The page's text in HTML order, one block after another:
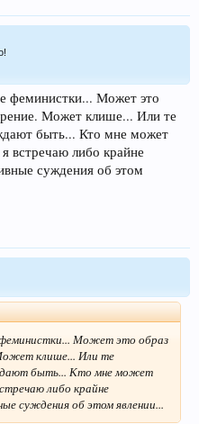
феминистки... Может это
Может клише... Или те
быть... Кто мне может
встречаю либо крайне
суждения об этом
Может это образ
клише... Или те
быть... Кто мне может
либо крайне
суждения об этом явлении...